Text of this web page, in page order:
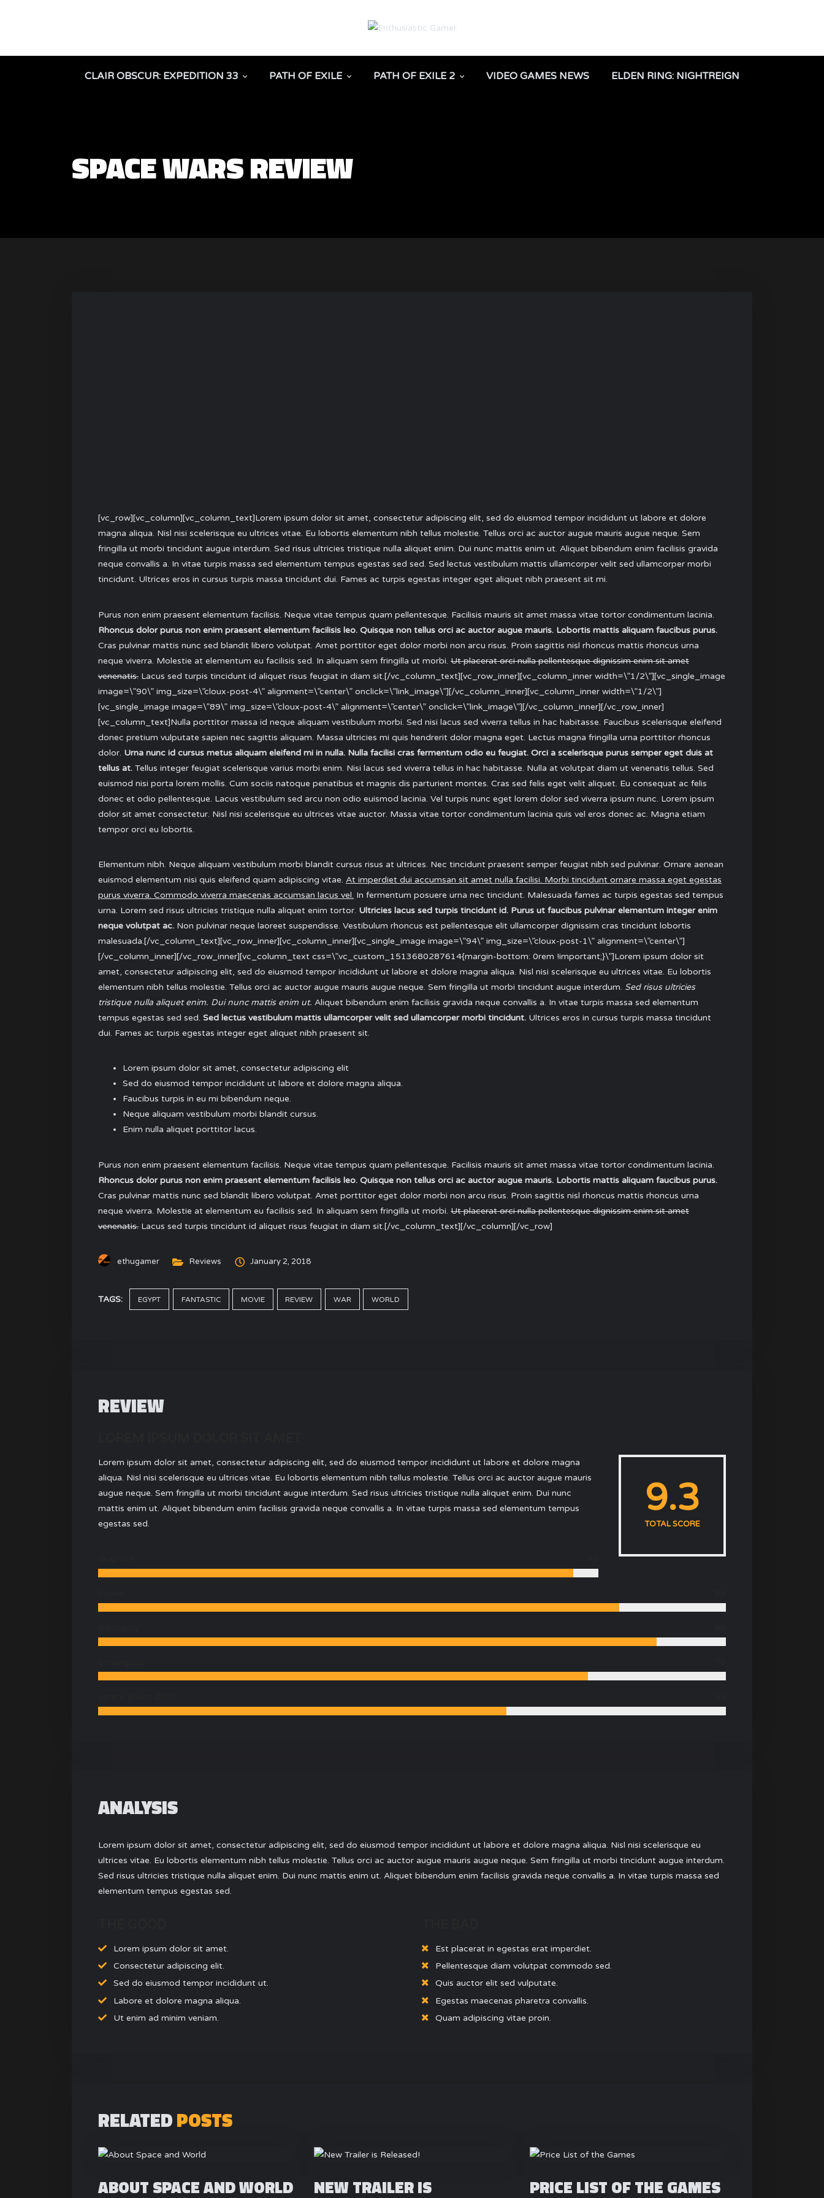
CLAIR OBSCUR: EXPEDITION 33 PATH OF EXILE PATH OF EXILE 2 VIDEO GAMES NEWS ELDEN RING: NIGHTREIGN
SPACE WARS REVIEW
[vc_row][vc_column][vc_column_text]Lorem ipsum dolor sit amet, consectetur adipiscing elit, sed do eiusmod tempor incididunt ut labore et dolore
magna aliqua. Nisl nisi scelerisque eu ultrices vitae. Eu lobortis elementum nibh tellus molestie. Tellus orci ac auctor augue mauris augue neque. Sem
fringilla ut morbi tincidunt augue interdum. Sed risus ultricies tristique nulla aliquet enim. Dui nunc mattis enim ut. Aliquet bibendum enim facilisis gravida
neque convallis a. In vitae turpis massa sed elementum tempus egestas sed sed. Sed lectus vestibulum mattis ullamcorper velit sed ullamcorper morbi
tincidunt. Ultrices eros in cursus turpis massa tincidunt dui. Fames ac turpis egestas integer eget aliquet nibh praesent sit mi.
Purus non enim praesent elementum facilisis. Neque vitae tempus quam pellentesque. Facilisis mauris sit amet massa vitae tortor condimentum lacinia.
Rhoncus dolor purus non enim praesent elementum facilisis leo. Quisque non tellus orci ac auctor augue mauris. Lobortis mattis aliquam faucibus purus.
Cras pulvinar mattis nunc sed blandit libero volutpat. Amet porttitor eget dolor morbi non arcu risus. Proin sagittis nisl rhoncus mattis rhoncus urna
neque viverra. Molestie at elementum eu facilisis sed. In aliquam sem fringilla ut morbi.Ut placerat orci nulla pellentesque dignissim enim sit amet
venenatis. Lacus sed turpis tincidunt id aliquet risus feugiat in diam sit.[/vc_column_text][vc_row_inner][vc_column_inner width=\”1/2\”][vc_single_image
image=\”90\” img_size=\”cloux-post-4\” alignment=\”center\” onclick=\”link_image\”][/vc_column_inner][vc_column_inner width=\”1/2\”]
[vc_single_image image=\”89\” img_size=\”cloux-post-4\” alignment=\”center\” onclick=\”link_image\”][/vc_column_inner][/vc_row_inner]
[vc_column_text]Nulla porttitor massa id neque aliquam vestibulum morbi. Sed nisi lacus sed viverra tellus in hac habitasse. Faucibus scelerisque eleifend
donec pretium vulputate sapien nec sagittis aliquam. Massa ultricies mi quis hendrerit dolor magna eget. Lectus magna fringilla urna porttitor rhoncus
dolor. Urna nunc id cursus metus aliquam eleifend mi in nulla. Nulla facilisi cras fermentum odio eu feugiat. Orci a scelerisque purus semper eget duis at
tellus at. Tellus integer feugiat scelerisque varius morbi enim. Nisi lacus sed viverra tellus in hac habitasse. Nulla at volutpat diam ut venenatis tellus. Sed
euismod nisi porta lorem mollis. Cum sociis natoque penatibus et magnis dis parturient montes. Cras sed felis eget velit aliquet. Eu consequat ac felis
donec et odio pellentesque. Lacus vestibulum sed arcu non odio euismod lacinia. Vel turpis nunc eget lorem dolor sed viverra ipsum nunc. Lorem ipsum
dolor sit amet consectetur. Nisl nisi scelerisque eu ultrices vitae auctor. Massa vitae tortor condimentum lacinia quis vel eros donec ac. Magna etiam
tempor orci eu lobortis.
Elementum nibh. Neque aliquam vestibulum morbi blandit cursus risus at ultrices. Nec tincidunt praesent semper feugiat nibh sed pulvinar. Ornare aenean
euismod elementum nisi quis eleifend quam adipiscing vitae.At imperdiet dui accumsan sit amet nulla facilisi. Morbi tincidunt ornare massa eget egestas
purus viverra. Commodo viverra maecenas accumsan lacus vel. In fermentum posuere urna nec tincidunt. Malesuada fames ac turpis egestas sed tempus
urna. Lorem sed risus ultricies tristique nulla aliquet enim tortor. Ultricies lacus sed turpis tincidunt id. Purus ut faucibus pulvinar elementum integer enim
neque volutpat ac. Non pulvinar neque laoreet suspendisse. Vestibulum rhoncus est pellentesque elit ullamcorper dignissim cras tincidunt lobortis
malesuada.[/vc_column_text][vc_row_inner][vc_column_inner][vc_single_image image=\”94\” img_size=\”cloux-post-1\” alignment=\”center\”]
[/vc_column_inner][/vc_row_inner][vc_column_text css=\”.vc_custom_1513680287614{margin-bottom: 0rem !important;}\”]Lorem ipsum dolor sit
amet, consectetur adipiscing elit, sed do eiusmod tempor incididunt ut labore et dolore magna aliqua. Nisl nisi scelerisque eu ultrices vitae. Eu lobortis
elementum nibh tellus molestie. Tellus orci ac auctor augue mauris augue neque. Sem fringilla ut morbi tincidunt augue interdum. Sed risus ultricies
tristique nulla aliquet enim. Dui nunc mattis enim ut. Aliquet bibendum enim facilisis gravida neque convallis a. In vitae turpis massa sed elementum
tempus egestas sed sed.Sed lectus vestibulum mattis ullamcorper velit sed ullamcorper morbi tincidunt. Ultrices eros in cursus turpis massa tincidunt
dui. Fames ac turpis egestas integer eget aliquet nibh praesent sit.
Lorem ipsum dolor sit amet, consectetur adipiscing elit
Sed do eiusmod tempor incididunt ut labore et dolore magna aliqua.
Faucibus turpis in eu mi bibendum neque.
Neque aliquam vestibulum morbi blandit cursus.
Enim nulla aliquet porttitor lacus.
Purus non enim praesent elementum facilisis. Neque vitae tempus quam pellentesque. Facilisis mauris sit amet massa vitae tortor condimentum lacinia.
Rhoncus dolor purus non enim praesent elementum facilisis leo. Quisque non tellus orci ac auctor augue mauris. Lobortis mattis aliquam faucibus purus.
Cras pulvinar mattis nunc sed blandit libero volutpat. Amet porttitor eget dolor morbi non arcu risus. Proin sagittis nisl rhoncus mattis rhoncus urna
neque viverra. Molestie at elementum eu facilisis sed. In aliquam sem fringilla ut morbi.Ut placerat orci nulla pellentesque dignissim enim sit amet
venenatis. Lacus sed turpis tincidunt id aliquet risus feugiat in diam sit.[/vc_column_text][/vc_column][/vc_row]
ethugamer Reviews January 2, 2018
TAGS: EGYPT FANTASTIC MOVIE REVIEW WAR WORLD
REVIEW
9.3
TOTAL SCORE
Lorem ipsum dolor sit amet, consectetur adipiscing elit, sed do eiusmod tempor incididunt ut labore et dolore magna
aliqua. Nisl nisi scelerisque eu ultrices vitae. Eu lobortis elementum nibh tellus molestie. Tellus orci ac auctor augue mauris
augue neque. Sem fringilla ut morbi tincidunt augue interdum. Sed risus ultricies tristique nulla aliquet enim. Dui nunc
mattis enim ut. Aliquet bibendum enim facilisis gravida neque convallis a. In vitae turpis massa sed elementum tempus
egestas sed.
ANALYSIS
Lorem ipsum dolor sit amet, consectetur adipiscing elit, sed do eiusmod tempor incididunt ut labore et dolore magna aliqua. Nisl nisi scelerisque eu
ultrices vitae. Eu lobortis elementum nibh tellus molestie. Tellus orci ac auctor augue mauris augue neque. Sem fringilla ut morbi tincidunt augue interdum.
Sed risus ultricies tristique nulla aliquet enim. Dui nunc mattis enim ut. Aliquet bibendum enim facilisis gravida neque convallis a. In vitae turpis massa sed
elementum tempus egestas sed.
Lorem ipsum dolor sit amet.
Consectetur adipiscing elit.
Sed do eiusmod tempor incididunt ut.
Labore et dolore magna aliqua.
Ut enim ad minim veniam.
Est placerat in egestas erat imperdiet.
Pellentesque diam volutpat commodo sed.
Quis auctor elit sed vulputate.
Egestas maecenas pharetra convallis.
Quam adipiscing vitae proin.
RELATEDPOSTS
ABOUT SPACE AND WORLD NEW TRAILER IS PRICE LIST OF THE GAMES